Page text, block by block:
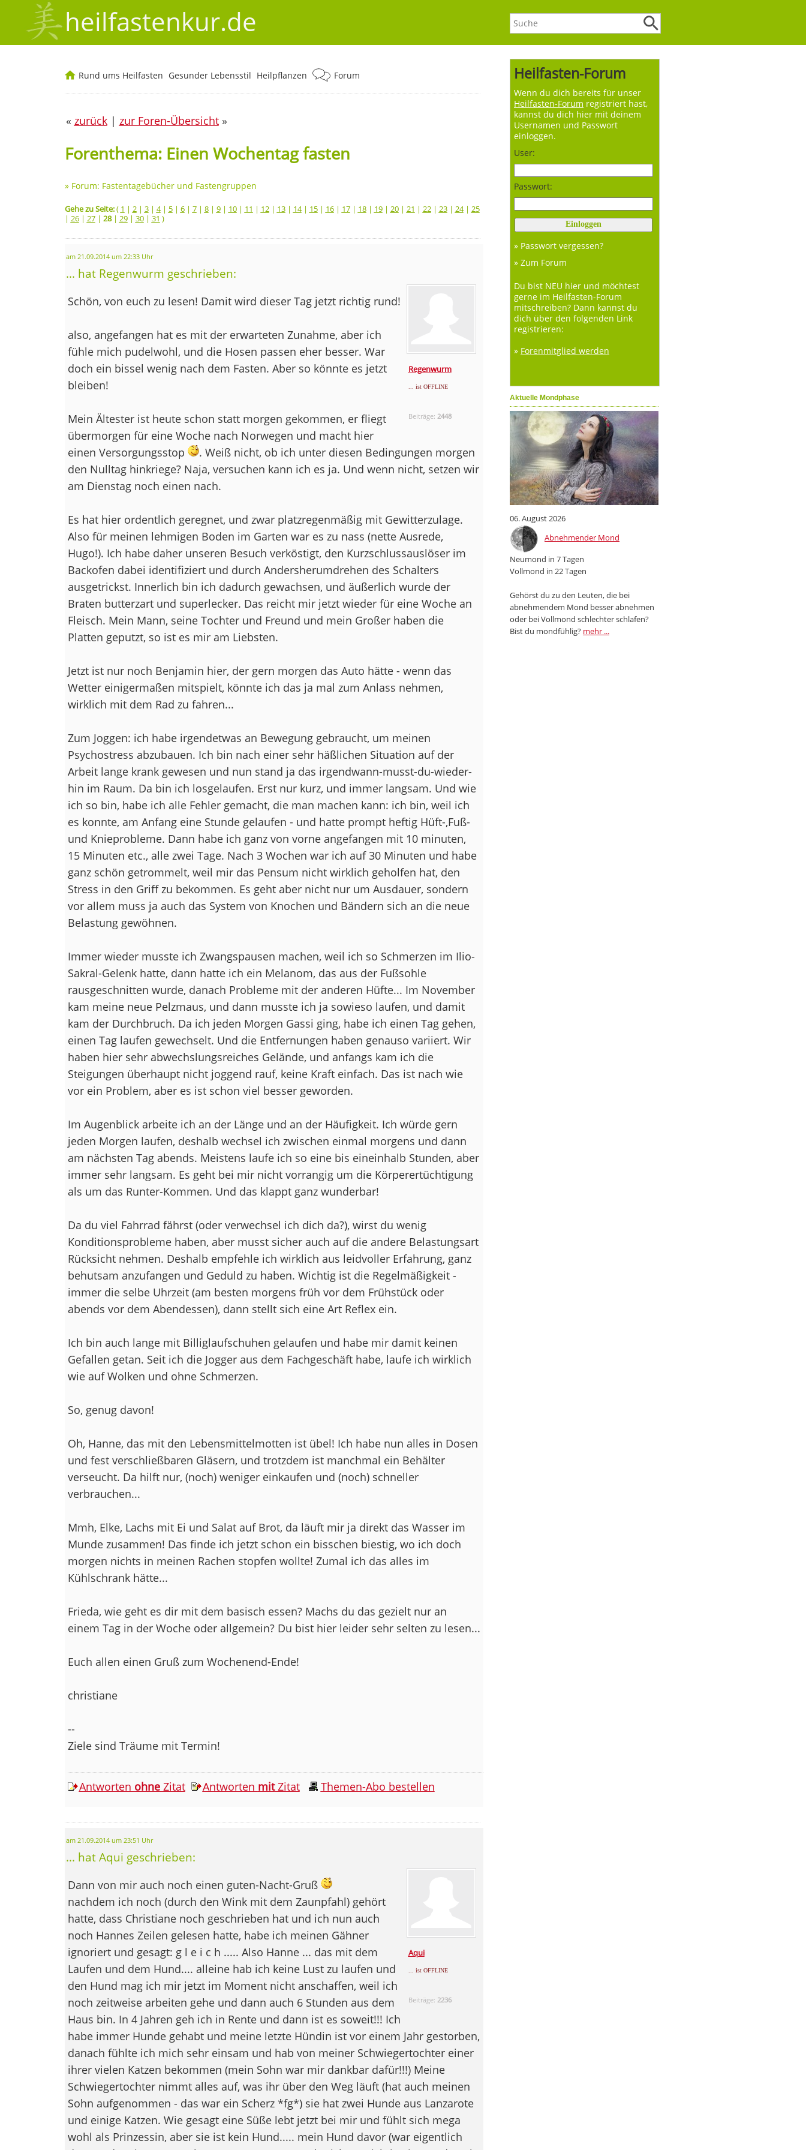
heilfastenkur.de
Heilfasten-Forum
Wenn du dich bereits für unser
Heilfasten-Forum registriert hast,
kannst du dich hier mit deinem
Usernamen und Passwort
einloggen.
User:
Passwort:
» Passwort vergessen?
» Zum Forum
Du bist NEU hier und möchtest
gerne im Heilfasten-Forum
mitschreiben? Dann kannst du
dich über den folgenden Link
registrieren:
» Forenmitglied werden
Aktuelle Mondphase
06. August 2026
Abnehmender Mond
Neumond in 7 Tagen
Vollmond in 22 Tagen
Gehörst du zu den Leuten, die bei
abnehmendem Mond besser abnehmen
oder bei Vollmond schlechter schlafen?
Bist du mondfühlig? mehr ...
Rund ums Heilfasten Gesunder Lebensstil Heilpflanzen Forum
« zurück| zur Foren-Übersicht»
Forenthema: Einen Wochentag fasten
» Forum: Fastentagebücher und Fastengruppen
Gehe zu Seite:( 1 | 2| 3| 4| 5| 6| 7| 8| 9| 10| 11 | 12| 13| 14| 15| 16| 17| 18| 19| 20| 21 | 22| 23| 24| 25
| 26| 27| 28| 29| 30| 31 )
am 21.09.2014 um 22:33 Uhr
... hat Regenwurm geschrieben:
Regenwurm
... ist OFFLINE
Beiträge: 2448
Schön, von euch zu lesen! Damit wird dieser Tag jetzt richtig rund!
also, angefangen hat es mit der erwarteten Zunahme, aber ich
fühle mich pudelwohl, und die Hosen passen eher besser. War
doch ein bissel wenig nach dem Fasten. Aber so könnte es jetzt
bleiben!
Mein Ältester ist heute schon statt morgen gekommen, er fliegt
übermorgen für eine Woche nach Norwegen und macht hier
einen Versorgungsstop
. Weiß nicht, ob ich unter diesen Bedingungen morgen
den Nulltag hinkriege? Naja, versuchen kann ich es ja. Und wenn nicht, setzen wir
am Dienstag noch einen nach.
Es hat hier ordentlich geregnet, und zwar platzregenmäßig mit Gewitterzulage.
Also für meinen lehmigen Boden im Garten war es zu nass (nette Ausrede,
Hugo!). Ich habe daher unseren Besuch verköstigt, den Kurzschlussauslöser im
Backofen dabei identifiziert und durch Andersherumdrehen des Schalters
ausgetrickst. Innerlich bin ich dadurch gewachsen, und äußerlich wurde der
Braten butterzart und superlecker. Das reicht mir jetzt wieder für eine Woche an
Fleisch. Mein Mann, seine Tochter und Freund und mein Großer haben die
Platten geputzt, so ist es mir am Liebsten.
Jetzt ist nur noch Benjamin hier, der gern morgen das Auto hätte - wenn das
Wetter einigermaßen mitspielt, könnte ich das ja mal zum Anlass nehmen,
wirklich mit dem Rad zu fahren...
Zum Joggen: ich habe irgendetwas an Bewegung gebraucht, um meinen
Psychostress abzubauen. Ich bin nach einer sehr häßlichen Situation auf der
Arbeit lange krank gewesen und nun stand ja das irgendwann-musst-du-wieder-
hin im Raum. Da bin ich losgelaufen. Erst nur kurz, und immer langsam. Und wie
ich so bin, habe ich alle Fehler gemacht, die man machen kann: ich bin, weil ich
es konnte, am Anfang eine Stunde gelaufen - und hatte prompt heftig Hüft-,Fuß-
und Knieprobleme. Dann habe ich ganz von vorne angefangen mit 10 minuten,
15 Minuten etc., alle zwei Tage. Nach 3 Wochen war ich auf 30 Minuten und habe
ganz schön getrommelt, weil mir das Pensum nicht wirklich geholfen hat, den
Stress in den Griff zu bekommen. Es geht aber nicht nur um Ausdauer, sondern
vor allem muss ja auch das System von Knochen und Bändern sich an die neue
Belastung gewöhnen.
Immer wieder musste ich Zwangspausen machen, weil ich so Schmerzen im Ilio-
Sakral-Gelenk hatte, dann hatte ich ein Melanom, das aus der Fußsohle
rausgeschnitten wurde, danach Probleme mit der anderen Hüfte... Im November
kam meine neue Pelzmaus, und dann musste ich ja sowieso laufen, und damit
kam der Durchbruch. Da ich jeden Morgen Gassi ging, habe ich einen Tag gehen,
einen Tag laufen gewechselt. Und die Entfernungen haben genauso variiert. Wir
haben hier sehr abwechslungsreiches Gelände, und anfangs kam ich die
Steigungen überhaupt nicht joggend rauf, keine Kraft einfach. Das ist nach wie
vor ein Problem, aber es ist schon viel besser geworden.
Im Augenblick arbeite ich an der Länge und an der Häufigkeit. Ich würde gern
jeden Morgen laufen, deshalb wechsel ich zwischen einmal morgens und dann
am nächsten Tag abends. Meistens laufe ich so eine bis eineinhalb Stunden, aber
immer sehr langsam. Es geht bei mir nicht vorrangig um die Körperertüchtigung
als um das Runter-Kommen. Und das klappt ganz wunderbar!
Da du viel Fahrrad fährst (oder verwechsel ich dich da?), wirst du wenig
Konditionsprobleme haben, aber musst sicher auch auf die andere Belastungsart
Rücksicht nehmen. Deshalb empfehle ich wirklich aus leidvoller Erfahrung, ganz
behutsam anzufangen und Geduld zu haben. Wichtig ist die Regelmäßigkeit -
immer die selbe Uhrzeit (am besten morgens früh vor dem Frühstück oder
abends vor dem Abendessen), dann stellt sich eine Art Reflex ein.
Ich bin auch lange mit Billiglaufschuhen gelaufen und habe mir damit keinen
Gefallen getan. Seit ich die Jogger aus dem Fachgeschäft habe, laufe ich wirklich
wie auf Wolken und ohne Schmerzen.
So, genug davon!
Oh, Hanne, das mit den Lebensmittelmotten ist übel! Ich habe nun alles in Dosen
und fest verschließbaren Gläsern, und trotzdem ist manchmal ein Behälter
verseucht. Da hilft nur, (noch) weniger einkaufen und (noch) schneller
verbrauchen...
Mmh, Elke, Lachs mit Ei und Salat auf Brot, da läuft mir ja direkt das Wasser im
Munde zusammen! Das finde ich jetzt schon ein bisschen biestig, wo ich doch
morgen nichts in meinen Rachen stopfen wollte! Zumal ich das alles im
Kühlschrank hätte...
Frieda, wie geht es dir mit dem basisch essen? Machs du das gezielt nur an
einem Tag in der Woche oder allgemein? Du bist hier leider sehr selten zu lesen...
Euch allen einen Gruß zum Wochenend-Ende!
christiane
--
Ziele sind Träume mit Termin!
Antworten ohneZitat Antworten mitZitat Themen-Abo bestellen
am 21.09.2014 um 23:51 Uhr
... hat Aqui geschrieben:
Aqui
... ist OFFLINE
Beiträge: 2236
Dann von mir auch noch einen guten-Nacht-Gruß
nachdem ich noch (durch den Wink mit dem Zaunpfahl) gehört
hatte, dass Christiane noch geschrieben hat und ich nun auch
noch Hannes Zeilen gelesen hatte, habe ich meinen Gähner
ignoriert und gesagt: g l e i c h ..... Also Hanne ... das mit dem
Laufen und dem Hund.... alleine hab ich keine Lust zu laufen und
den Hund mag ich mir jetzt im Moment nicht anschaffen, weil ich
noch zeitweise arbeiten gehe und dann auch 6 Stunden aus dem
Haus bin. In 4 Jahren geh ich in Rente und dann ist es soweit!!! Ich
habe immer Hunde gehabt und meine letzte Hündin ist vor einem Jahr gestorben,
danach fühlte ich mich sehr einsam und hab von meiner Schwiegertochter einer
ihrer vielen Katzen bekommen (mein Sohn war mir dankbar dafür!!!) Meine
Schwiegertochter nimmt alles auf, was ihr über den Weg läuft (hat auch meinen
Sohn aufgenommen - das war ein Scherz *fg*) sie hat zwei Hunde aus Lanzarote
und einige Katzen. Wie gesagt eine Süße lebt jetzt bei mir und fühlt sich mega
wohl als Prinzessin, aber sie ist kein Hund..... mein Hund davor (war eigentlich